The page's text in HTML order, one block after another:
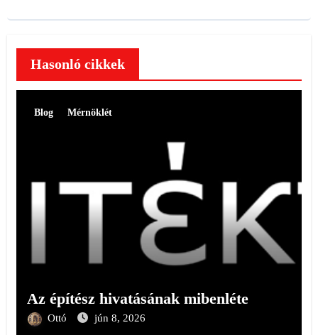
Hasonló cikkek
Blog Mérnöklét
Az építész hivatásának mibenléte
Ottó jún 8, 2026